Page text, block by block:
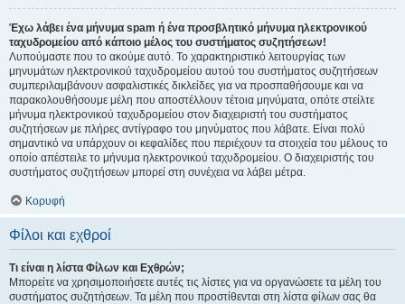
Έχω λάβει ένα μήνυμα spam ή ένα προσβλητικό μήνυμα ηλεκτρονικού
ταχυδρομείου από κάποιο μέλος του συστήματος συζητήσεων!
Λυπούμαστε που το ακούμε αυτό. Το χαρακτηριστικό λειτουργίας των
μηνυμάτων ηλεκτρονικού ταχυδρομείου αυτού του συστήματος συζητήσεων
συμπεριλαμβάνουν ασφαλιστικές δικλείδες για να προσπαθήσουμε και να
παρακολουθήσουμε μέλη που αποστέλλουν τέτοια μηνύματα, οπότε στείλτε
μήνυμα ηλεκτρονικού ταχυδρομείου στον διαχειριστή του συστήματος
συζητήσεων με πλήρες αντίγραφο του μηνύματος που λάβατε. Είναι πολύ
σημαντικό να υπάρχουν οι κεφαλίδες που περιέχουν τα στοιχεία του μέλους το
οποίο απέστειλε το μήνυμα ηλεκτρονικού ταχυδρομείου. Ο διαχειριστής του
συστήματος συζητήσεων μπορεί στη συνέχεια να λάβει μέτρα.
Κορυφή
Φίλοι και εχθροί
Τι είναι η λίστα Φίλων και Εχθρών;
Μπορείτε να χρησιμοποιήσετε αυτές τις λίστες για να οργανώσετε τα μέλη του
συστήματος συζητήσεων. Τα μέλη που προστίθενται στη λίστα φίλων σας θα